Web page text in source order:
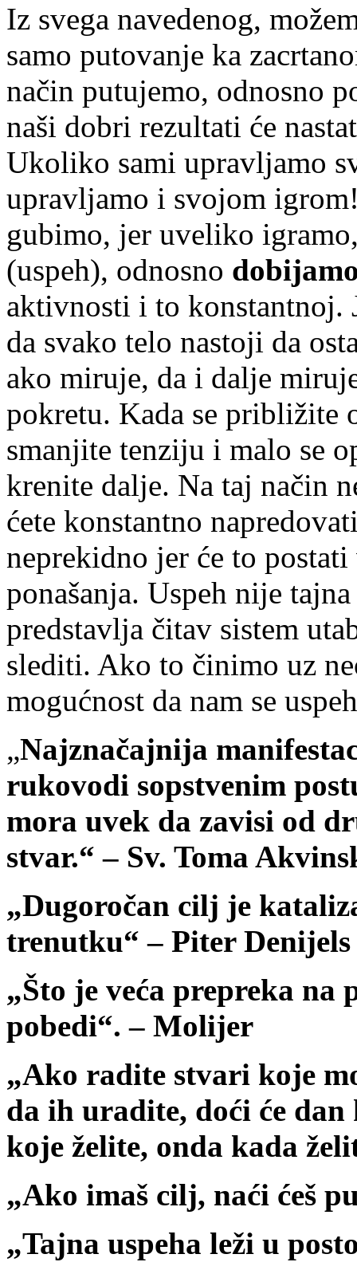
Iz svega navedenog,
samo putovanje ka
način putujemo, odnosno
naši dobri rezultati će
Ukoliko sami upravljamo
upravljamo i svojom
gubimo, jer uveliko
(uspeh), odnosno
aktivnosti i to konstantnoj.
da svako telo nastoji da
ako miruje, da i dalje
pokretu. Kada se približite
smanjite tenziju i malo se
krenite dalje. Na taj način
ćete konstantno
neprekidno jer će to
ponašanja. Uspeh nije
predstavlja čitav sistem
slediti. Ako to činimo uz
mogućnost da nam se
„Najznačajnija
rukovodi sopstvenim
mora uvek da zavisi od
stvar.“ – Sv. Toma
„Dugoročan cilj je
trenutku“ – Piter Denijels
„Što je veća prepreka na
pobedi“. – Molijer
„Ako radite stvari koje
da ih uradite, doći će
koje želite, onda kada
„Ako imaš cilj, naći ćeš
„Tajna uspeha leži u